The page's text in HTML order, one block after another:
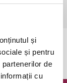
și
și pentru
de
cu